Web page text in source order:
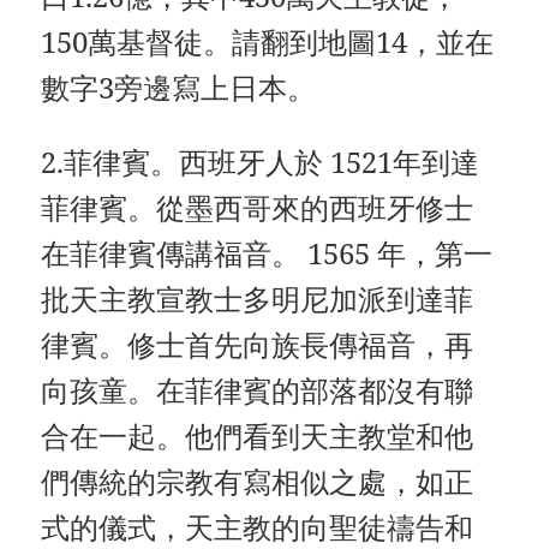
150萬基督徒。請翻到地圖14，並在
數字3旁邊寫上日本。
2.菲律賓。西班牙人於 1521年到達
菲律賓。從墨西哥來的西班牙修士
在菲律賓傳講福音。 1565 年，第一
批天主教宣教士多明尼加派到達菲
律賓。修士首先向族長傳福音，再
向孩童。在菲律賓的部落都沒有聯
合在一起。他們看到天主教堂和他
們傳統的宗教有寫相似之處，如正
式的儀式，天主教的向聖徒禱告和